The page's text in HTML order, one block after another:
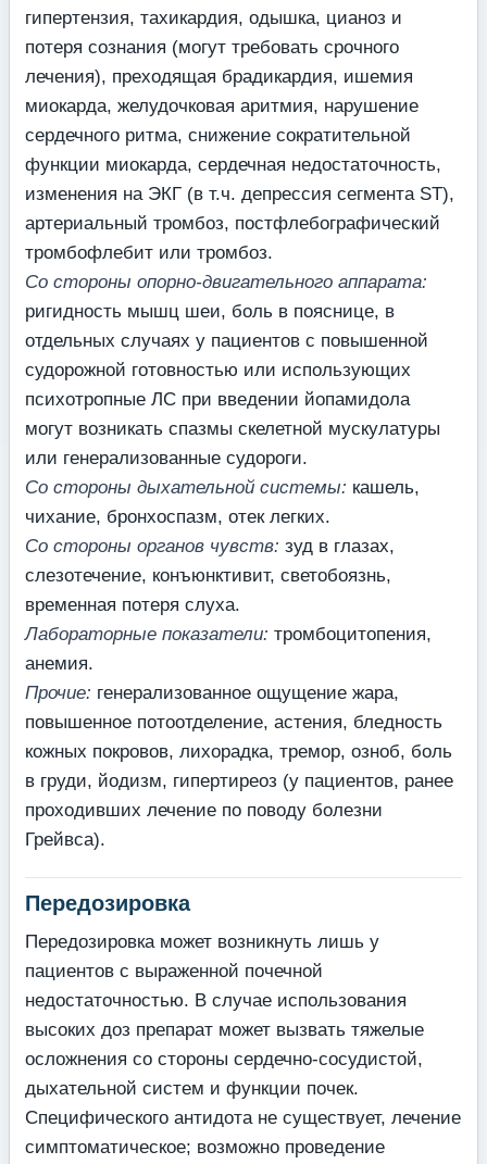
гипертензия, тахикардия, одышка, цианоз и
потеря сознания (могут требовать срочного
лечения), преходящая брадикардия, ишемия
миокарда, желудочковая аритмия, нарушение
сердечного ритма, снижение сократительной
функции миокарда, сердечная недостаточность,
изменения на ЭКГ (в т.ч. депрессия сегмента ST),
артериальный тромбоз, постфлебографический
тромбофлебит или тромбоз.
Со стороны опорно-двигательного аппарата:
ригидность мышц шеи, боль в пояснице, в
отдельных случаях у пациентов с повышенной
судорожной готовностью или использующих
психотропные ЛС при введении йопамидола
могут возникать спазмы скелетной мускулатуры
или генерализованные судороги.
Со стороны дыхательной системы: кашель,
чихание, бронхоспазм, отек легких.
Со стороны органов чувств: зуд в глазах,
слезотечение, конъюнктивит, светобоязнь,
временная потеря слуха.
Лабораторные показатели: тромбоцитопения,
анемия.
Прочие: генерализованное ощущение жара,
повышенное потоотделение, астения, бледность
кожных покровов, лихорадка, тремор, озноб, боль
в груди, йодизм, гипертиреоз (у пациентов, ранее
проходивших лечение по поводу болезни
Грейвса).
Передозировка
Передозировка может возникнуть лишь у
пациентов с выраженной почечной
недостаточностью. В случае использования
высоких доз препарат может вызвать тяжелые
осложнения со стороны сердечно-сосудистой,
дыхательной систем и функции почек.
Специфического антидота не существует, лечение
симптоматическое; возможно проведение